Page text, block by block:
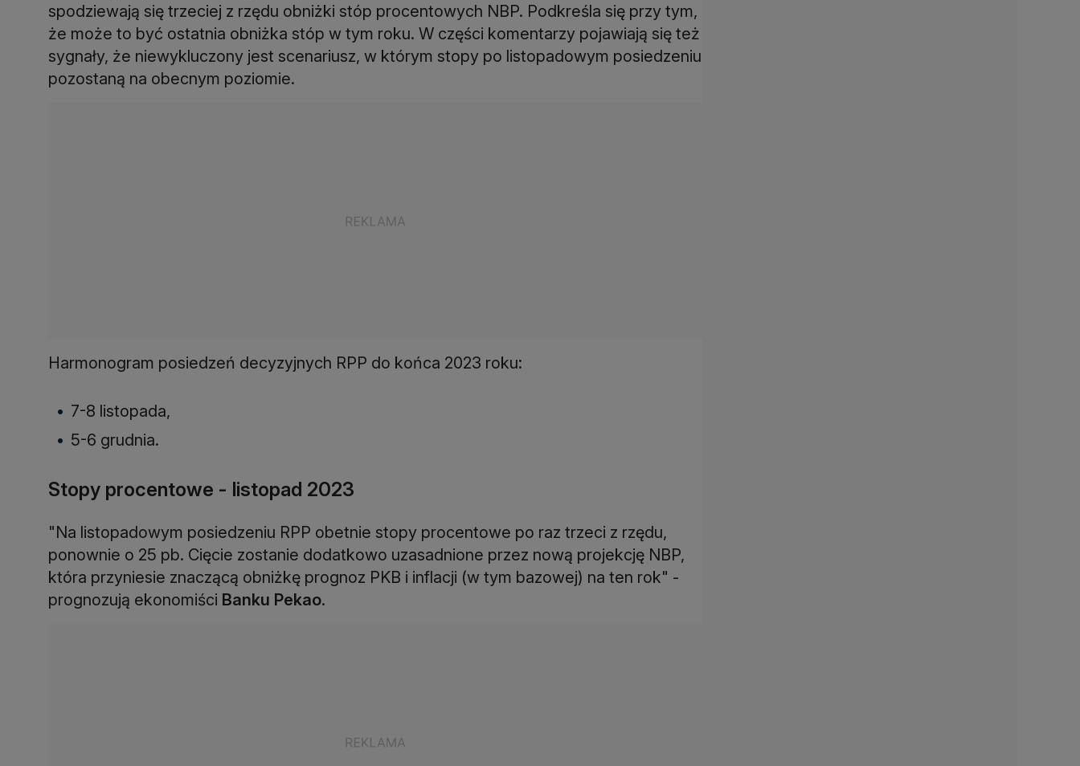
spodziewają się trzeciej z rzędu obniżki stóp procentowych NBP. Podkreśla się przy tym,
że może to być ostatnia obniżka stóp w tym roku. W części komentarzy pojawiają się też
sygnały, że niewykluczony jest scenariusz, w którym stopy po listopadowym posiedzeniu
pozostaną na obecnym poziomie.
Harmonogram posiedzeń decyzyjnych RPP do końca 2023 roku:
7-8 listopada,
5-6 grudnia.
Stopy procentowe - listopad 2023
"Na listopadowym posiedzeniu RPP obetnie stopy procentowe po raz trzeci z rzędu,
ponownie o 25 pb. Cięcie zostanie dodatkowo uzasadnione przez nową projekcję NBP,
która przyniesie znaczącą obniżkę prognoz PKB i inflacji (w tym bazowej) na ten rok" -
prognozują ekonomiści Banku Pekao.